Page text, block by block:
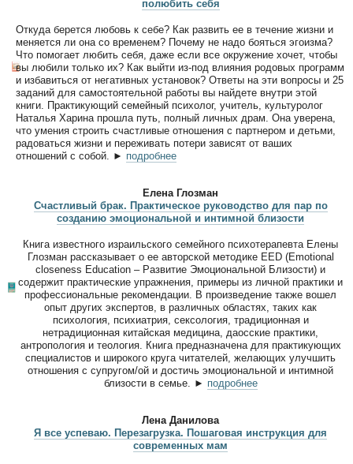
полюбить себя
Откуда берется любовь к себе? Как развить ее в течение жизни и
меняется ли она со временем? Почему не надо бояться эгоизма?
Что помогает любить себя, даже если все окружение хочет, чтобы
вы любили только их? Как выйти из-под влияния родовых программ
и избавиться от негативных установок? Ответы на эти вопросы и 25
заданий для самостоятельной работы вы найдете внутри этой
книги. Практикующий семейный психолог, учитель, культуролог
Наталья Харина прошла путь, полный личных драм. Она уверена,
что умения строить счастливые отношения с партнером и детьми,
радоваться жизни и переживать потери зависят от ваших
отношений с собой. ► подробнее
Елена Глозман
Счастливый брак. Практическое руководство для пар по
созданию эмоциональной и интимной близости
Книга известного израильского семейного психотерапевта Елены
Глозман рассказывает о ее авторской методике EED (Emotional
closeness Education – Развитие Эмоциональной Близости) и
содержит практические упражнения, примеры из личной практики и
профессиональные рекомендации. В произведение также вошел
опыт других экспертов, в различных областях, таких как
психология, психиатрия, сексология, традиционная и
нетрадиционная китайская медицина, даосские практики,
антропология и теология. Книга предназначена для практикующих
специалистов и широкого круга читателей, желающих улучшить
отношения с супругом/ой и достичь эмоциональной и интимной
близости в семье. ► подробнее
Лена Данилова
Я все успеваю. Перезагрузка. Пошаговая инструкция для
современных мам